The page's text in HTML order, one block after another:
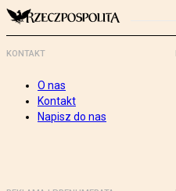
KONTAKT
O nas
Kontakt
Napisz do nas